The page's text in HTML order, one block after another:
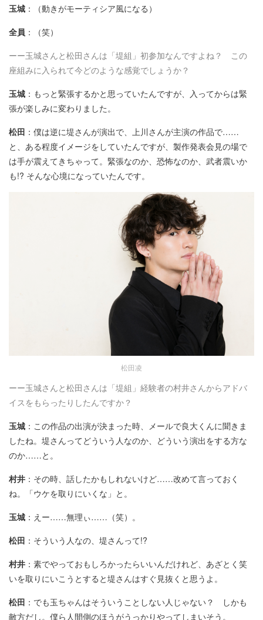
玉城 ：（動きがモーティシア風になる）
全員 ：（笑）
ーー玉城さんと松田さんは「堤組」初参加なんですよね？ この
座組みに入られて今どのような感覚でしょうか？
玉城 ：もっと緊張するかと思っていたんですが、入ってからは緊
張が楽しみに変わりました。
松田 ：僕は逆に堤さんが演出で、上川さんが主演の作品で……
と、ある程度イメージをしていたんですが、製作発表会見の場で
は手が震えてきちゃって。緊張なのか、恐怖なのか、武者震いか
も!? そんな心境になっていたんです。
松田凌
ーー玉城さんと松田さんは「堤組」経験者の村井さんからアドバ
イスをもらったりしたんですか？
玉城 ：この作品の出演が決まった時、メールで良大くんに聞きま
したね。堤さんってどういう人なのか、どういう演出をする方な
のか……と。
村井 ：その時、話したかもしれないけど……改めて言っておく
ね。「ウケを取りにいくな」と。
玉城 ：えー……無理ぃ……（笑）。
松田 ：そういう人なの、堤さんって!?
村井 ：素でやっておもしろかったらいいんだけれど、あざとく笑
いを取りにいこうとすると堤さんはすぐ見抜くと思うよ。
松田 ：でも玉ちゃんはそういうことしない人じゃない？ しかも
敵方だし。僕ら人間側のほうがうっかりやってしまいそう。